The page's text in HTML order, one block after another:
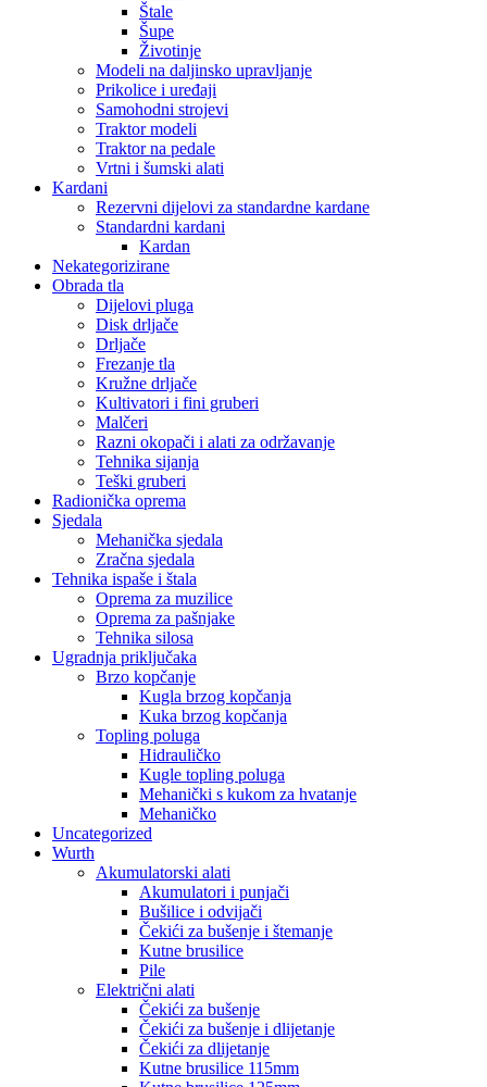
Štale
Šupe
Životinje
Modeli na daljinsko upravljanje
Prikolice i uređaji
Samohodni strojevi
Traktor modeli
Traktor na pedale
Vrtni i šumski alati
Kardani
Rezervni dijelovi za standardne kardane
Standardni kardani
Kardan
Nekategorizirane
Obrada tla
Dijelovi pluga
Disk drljače
Drljače
Frezanje tla
Kružne drljače
Kultivatori i fini gruberi
Malčeri
Razni okopači i alati za održavanje
Tehnika sijanja
Teški gruberi
Radionička oprema
Sjedala
Mehanička sjedala
Zračna sjedala
Tehnika ispaše i štala
Oprema za muzilice
Oprema za pašnjake
Tehnika silosa
Ugradnja priključaka
Brzo kopčanje
Kugla brzog kopčanja
Kuka brzog kopčanja
Topling poluga
Hidrauličko
Kugle topling poluga
Mehanički s kukom za hvatanje
Mehaničko
Uncategorized
Wurth
Akumulatorski alati
Akumulatori i punjači
Bušilice i odvijači
Čekići za bušenje i štemanje
Kutne brusilice
Pile
Električni alati
Čekići za bušenje
Čekići za bušenje i dlijetanje
Čekići za dlijetanje
Kutne brusilice 115mm